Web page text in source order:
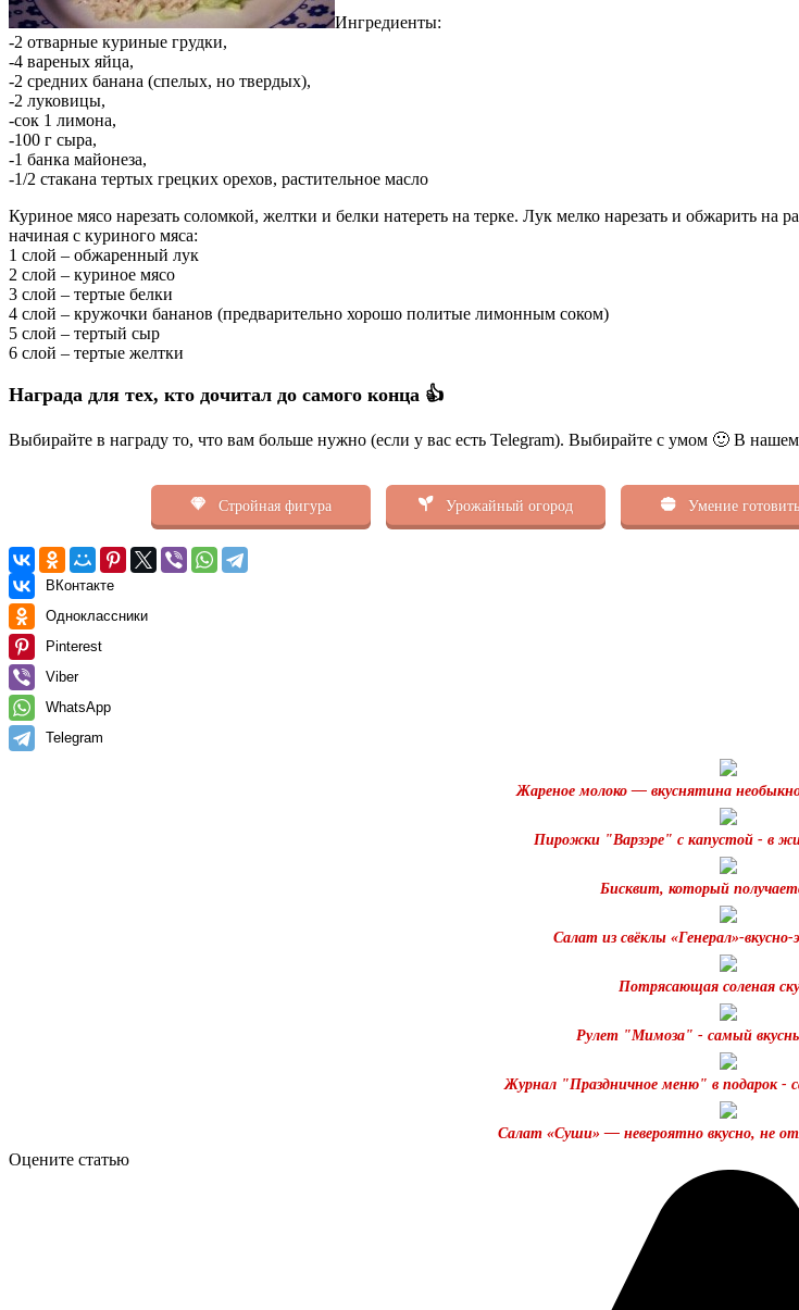
Ингредиенты:
-2 отварные куриные грудки,
-4 вареных яйца,
-2 средних банана (спелых, но твердых),
-2 луковицы,
-сок 1 лимона,
-100 г сыра,
-1 банка майонеза,
-1/2 стакана тертых грецких орехов, растительное масло
Куриное мясо нарезать соломкой, желтки и белки натереть на терке. Лук мелко нарезать и обжарить
начиная с куриного мяса:
1 слой – обжаренный лук
2 слой – куриное мясо
3 слой – тертые белки
4 слой – кружочки бананов (предварительно хорошо политые лимонным соком)
5 слой – тертый сыр
6 слой – тертые желтки
Награда для тех, кто дочитал до самого конца 👍
Выбирайте в награду то, что вам больше нужно (если у вас есть Telegram). Выбирайте с умом 🙂 В
Стройная фигура Урожайный огород Умение готовить
ВКонтакте
Одноклассники
Pinterest
Viber
WhatsApp
Telegram
Жареное молоко — вкуснятина
Пирожки "Варзэре" с капустой - в
Бисквит, который
Салат из свёклы «Генерал»-
Потрясающая соленая
Рулет "Мимоза" - самый
Журнал "Праздничное меню" в подарок -
Салат «Суши» — невероятно вкусно, не
Оцените статью